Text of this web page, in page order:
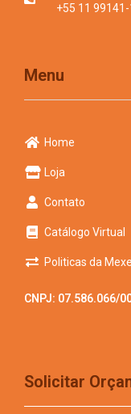
+55 11
Menu
Home
Loja
Contato
Catálogo Virtual
Politicas da
CNPJ: 07.586.066/
Solicitar